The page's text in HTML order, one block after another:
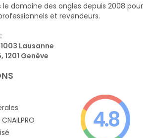
le domaine des ongles depuis 2008 pour
et revendeurs.
Lausanne
1201 Genève
4.8